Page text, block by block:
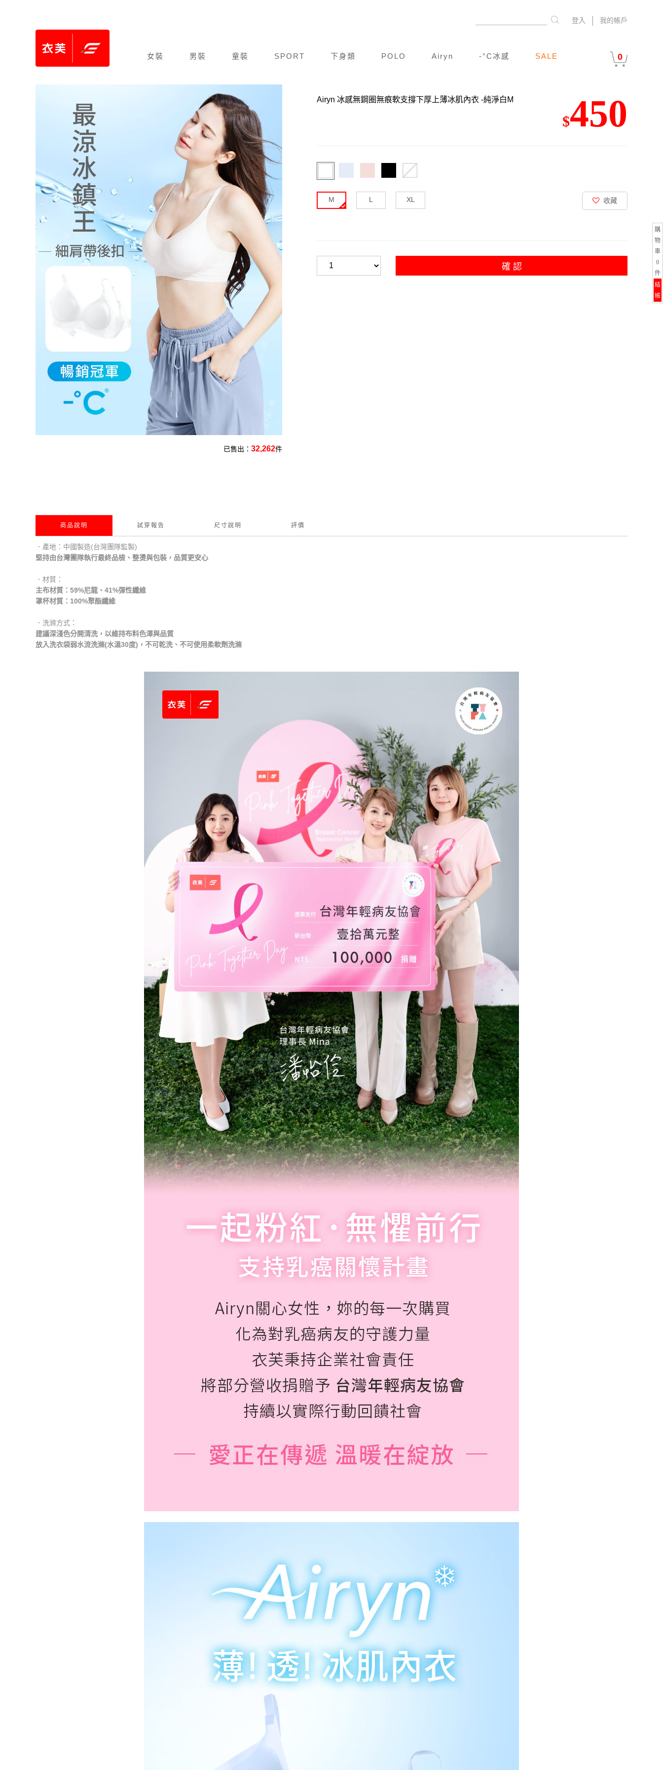
我的帳戶
登入
女裝 男裝 童裝 SPORT 下身類 POLO Airyn -°C冰感 SALE 0
購
物
車
0
件
結
帳
已售出： 32,262件
Airyn 冰感無鋼圈無痕軟支撐下厚上薄冰肌內衣 -純淨白M
$450
M L XL 收藏
確 認
商品說明 試穿報告 尺寸說明 評價
．產地：中國製造(台灣團隊監製)
堅持由台灣團隊執行最終品檢、整燙與包裝，品質更安心
．材質：
主布材質：59%尼龍、41%彈性纖維
罩杯材質：100%聚酯纖維
．洗滌方式：
建議深淺色分開清洗，以維持布料色澤與品質
放入洗衣袋弱水流洗滌(水溫30度)，不可乾洗、不可使用柔軟劑洗滌